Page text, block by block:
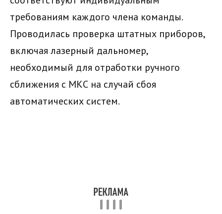
требованиям каждого члена команды.
Проводилась проверка штатных приборов,
включая лазерный дальномер,
необходимый для отработки ручного
сближения с МКС на случай сбоя
автоматических систем.